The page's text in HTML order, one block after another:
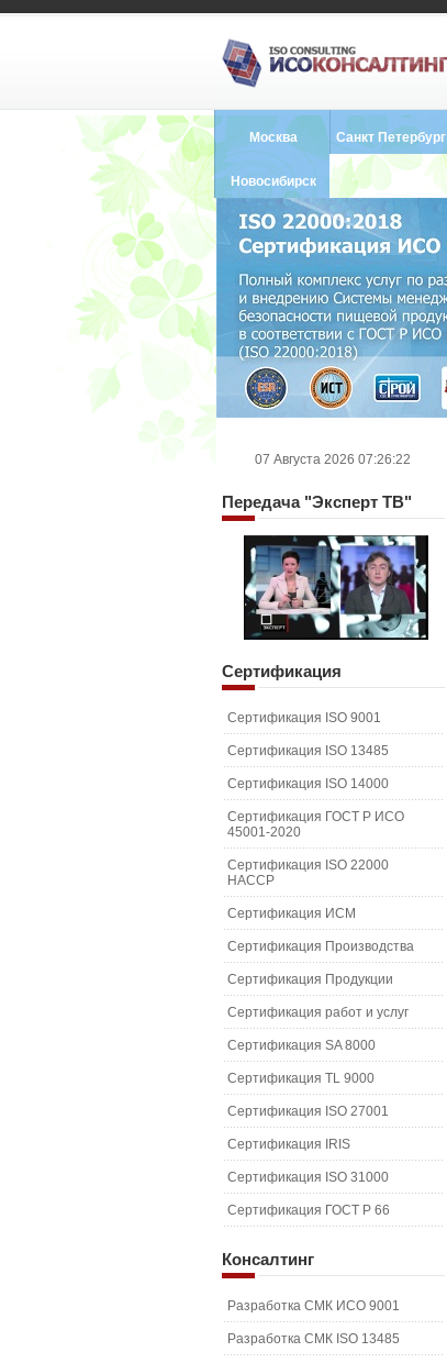
Москва Санкт Петербург
8 (812) 748-2493
Новосибирск
8 (383) 227-8449
07 Августа 2026 07:26:22
Передача"Эксперт ТВ"
Сертификация
Сертификация ISO 9001
Сертификация ISO 13485
Сертификация ISO 14000
Сертификация ГОСТ Р ИСО
45001-2020
Сертификация ISO 22000
HACCP
Сертификация ИСМ
Сертификация Производства
Сертификация Продукции
Сертификация работ и услуг
Сертификация SA 8000
Сертификация TL 9000
Сертификация ISO 27001
Сертификация IRIS
Сертификация ISO 31000
Сертификация ГОСТ Р 66
Консалтинг
Разработка СМК ИСО 9001
Разработка СМК ISO 13485